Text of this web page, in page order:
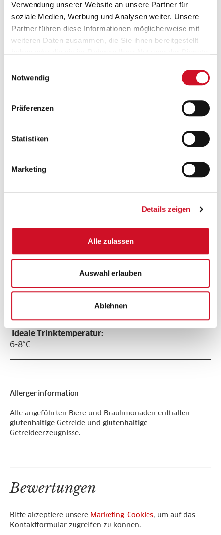
Verwendung unserer Website an unsere Partner für
soziale Medien, Werbung und Analysen weiter. Unsere
Partner führen diese Informationen möglicherweise mit
weiteren Daten zusammen, die Sie ihnen bereitgestellt
Notwendig
Präferenzen
Statistiken
Marketing
Details zeigen
Alle zulassen
Auswahl erlauben
Ablehnen
Produktinformationen
Gewürz-
obergärig
Stammwürze:
Wasser, Bio-
Gewürzmischung,
Ideale Trinktemperatur:
6-8°C
Allergeninformation
Alle angeführten Biere und Braulimonaden enthalten
glutenhaltige Getreide und glutenhaltige
Getreideerzeugnisse.
Bewertungen
Bitte akzeptiere unsere Marketing-Cookies, um auf das
Kontaktformular zugreifen zu können.